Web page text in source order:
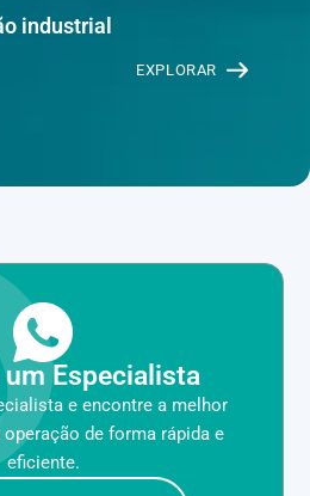
industrial
EXPLORAR
um Especialista
e encontre a melhor
de forma rápida e
eficiente.